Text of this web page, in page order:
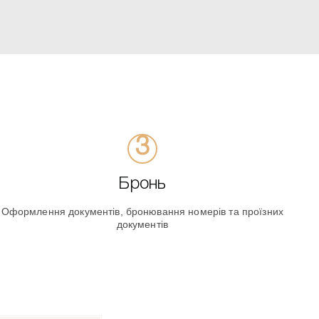
Бронь
Оформлення документів, бронювання номерів та проїзних
документів